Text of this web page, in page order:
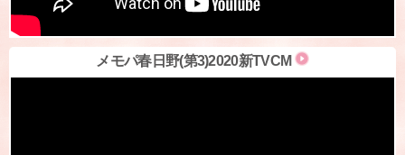
メモパ春日野(第3)2020新TVCM